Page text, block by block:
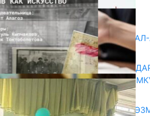
Акыркы жаңылыктар
«БИРИМДИК КЕРБЕНИ»
07.08.2026
КОРРУПЦИЯНЫ
ЧАРАЛАРЫ КҮЧӨТҮЛҮШҮ
«АРХИВ – ИСКУССТВО»